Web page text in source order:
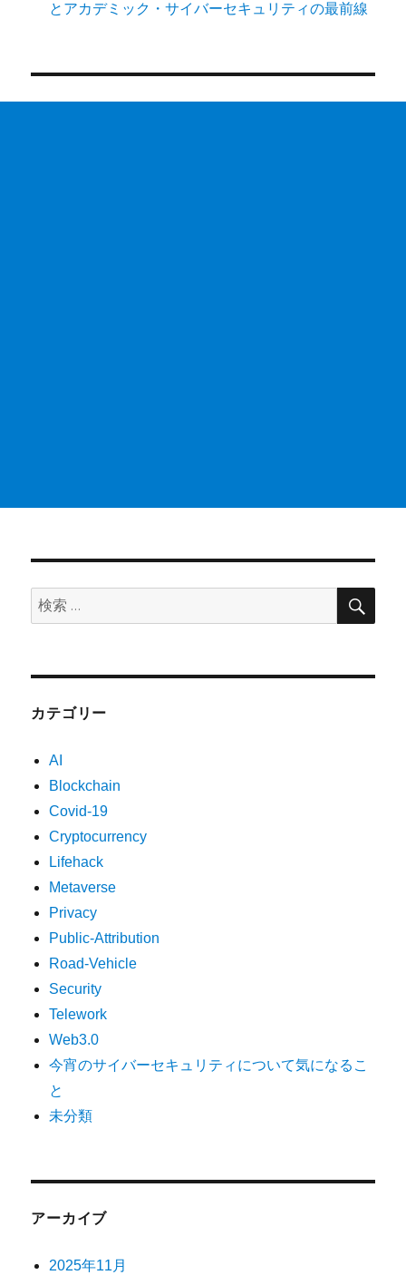
とアカデミック・サイバーセキュリティの最前線
検
索:
検
カテゴリー
AI
Blockchain
Covid-19
Cryptocurrency
Lifehack
Metaverse
Privacy
Public-Attribution
Road-Vehicle
Security
Telework
Web3.0
今宵のサイバーセキュリティについて気になるこ
と
未分類
アーカイブ
2025年11月